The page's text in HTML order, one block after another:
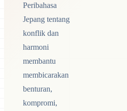
Peribahasa
Jepang tentang
konflik dan
harmoni
membantu
membicarakan
benturan,
kompromi,